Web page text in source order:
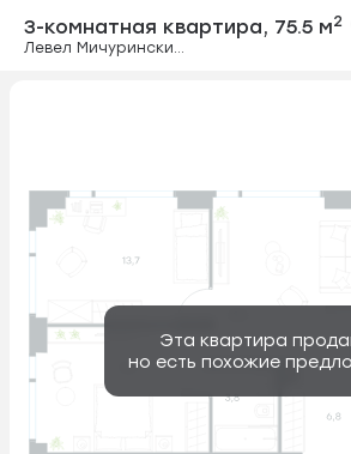
3-
3-комнатная квартира, 75.5 м2
Эта квартира
но есть похожие